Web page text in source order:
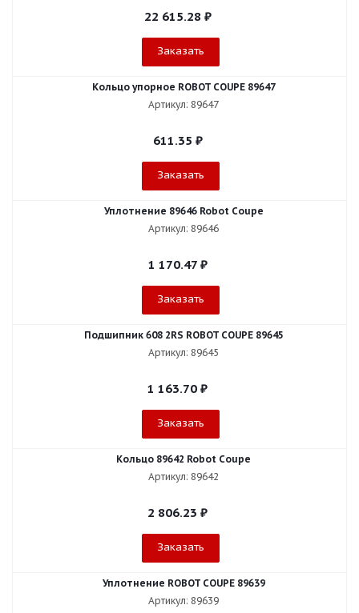
22 615.28₽
Заказать
Кольцо упорное ROBOT COUPE 89647
Артикул: 89647
611.35 ₽
Заказать
Уплотнение 89646 Robot Coupe
Артикул: 89646
1 170.47₽
Заказать
Подшипник 608 2RS ROBOT COUPE 89645
Артикул: 89645
1 163.70 ₽
Заказать
Кольцо 89642 Robot Coupe
Артикул: 89642
2 806.23 ₽
Заказать
Уплотнение ROBOT COUPE 89639
Артикул: 89639